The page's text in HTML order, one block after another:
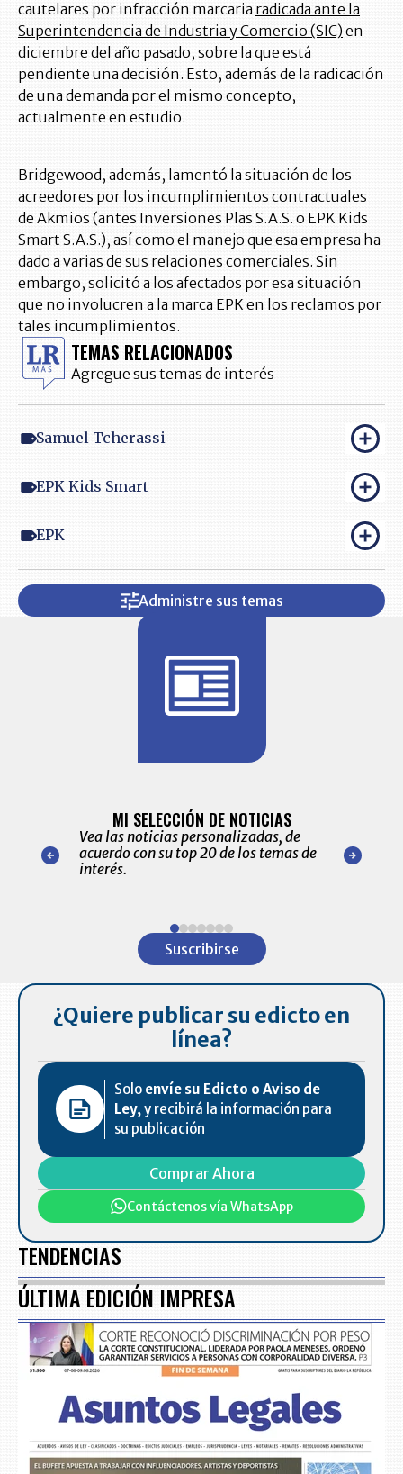
cautelares por infracción marcaria radicada ante la
Superintendencia de Industria y Comercio (SIC) en
diciembre del año pasado, sobre la que está
pendiente una decisión. Esto, además de la radicación
de una demanda por el mismo concepto,
actualmente en estudio.
Bridgewood, además, lamentó la situación de los
acreedores por los incumplimientos contractuales
de Akmios (antes Inversiones Plas S.A.S. o EPK Kids
Smart S.A.S.), así como el manejo que esa empresa ha
dado a varias de sus relaciones comerciales. Sin
embargo, solicitó a los afectados por esa situación
que no involucren a la marca EPK en los reclamos por
tales incumplimientos.
TEMAS RELACIONADOS
Agregue sus temas de interés
Samuel Tcherassi
EPK Kids Smart
EPK
Administre sus temas
nuestro
para
MI SELECCIÓN DE NOTICIAS
Vea las noticias personalizadas, de
acuerdo con su top 20 de los temas de
interés.
de las
Suscribirse
¿Quiere publicar su edicto en
línea?
Solo envíe su Edicto o Aviso de
Ley, y recibirá la información para
su publicación
Comprar Ahora
Contáctenos vía WhatsApp
TENDENCIAS
ÚLTIMA EDICIÓN IMPRESA